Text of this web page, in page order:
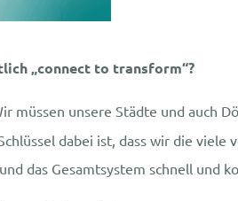
„connect to transform“?
müssen unsere Städte und auch
dabei ist, dass wir die
das Gesamtsystem schnell und